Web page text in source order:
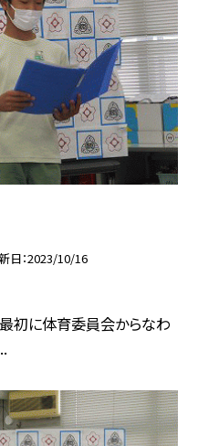
日 2023/10/16
初に体育委員会からなわ